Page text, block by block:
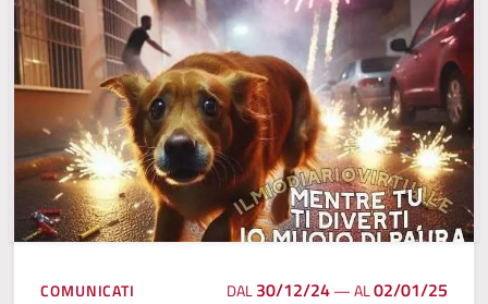
COMUNICATI DAL30/12/24—AL02/01/25